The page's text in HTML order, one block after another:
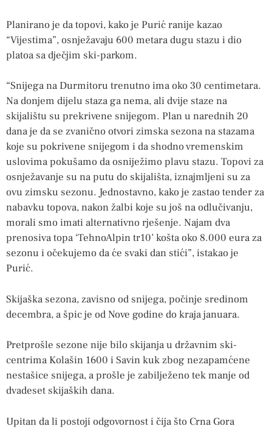
Planirano je da topovi, kako je Purić ranije kazao
“Vijestima”, osnježavaju 600 metara dugu stazu i dio
platoa sa dječjim ski-parkom.
“Snijega na Durmitoru trenutno ima oko 30 centimetara.
Na donjem dijelu staza ga nema, ali dvije staze na
skijalištu su prekrivene snijegom. Plan u narednih 20
dana je da se zvanično otvori zimska sezona na stazama
koje su pokrivene snijegom i da shodno vremenskim
uslovima pokušamo da osniježimo plavu stazu. Topovi za
osnježavanje su na putu do skijališta, iznajmljeni su za
ovu zimsku sezonu. Jednostavno, kako je zastao tender za
nabavku topova, nakon žalbi koje su još na odlučivanju,
morali smo imati alternativno rješenje. Najam dva
prenosiva topa ‘TehnoAlpin tr10’ košta oko 8.000 eura za
sezonu i očekujemo da će svaki dan stići”, istakao je
Purić.
Skijaška sezona, zavisno od snijega, počinje sredinom
decembra, a špic je od Nove godine do kraja januara.
Pretprošle sezone nije bilo skijanja u državnim ski-
centrima Kolašin 1600 i Savin kuk zbog nezapamćene
nestašice snijega, a prošle je zabilježeno tek manje od
dvadeset skijaških dana.
Upitan da li postoji odgovornost i čija što Crna Gora